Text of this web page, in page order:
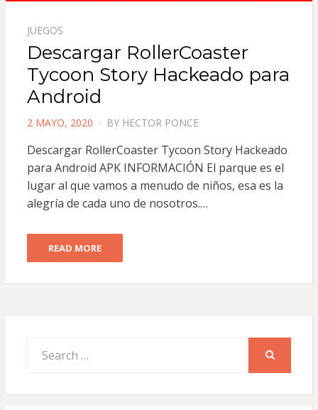
JUEGOS
Descargar RollerCoaster
Tycoon Story Hackeado para
Android
POSTED
2 MAYO, 2020 BY HECTOR PONCE
Descargar RollerCoaster Tycoon Story Hackeado
para Android APK INFORMACIÓN El parque es el
lugar al que vamos a menudo de niños, esa es la
alegría de cada uno de nosotros.…
READ MORE
for: